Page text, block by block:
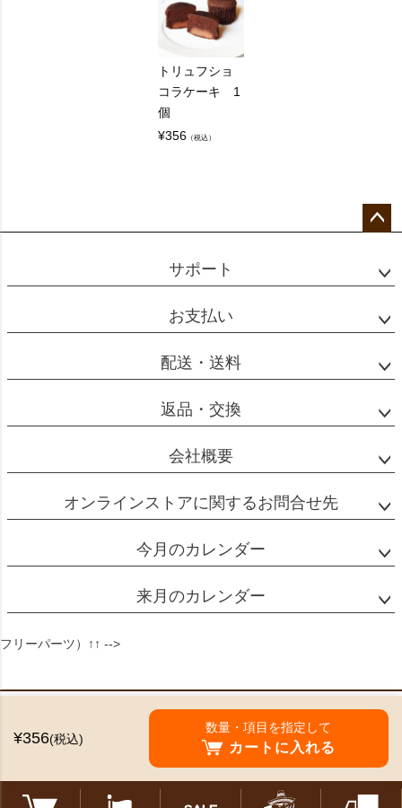
¥356(税込)
数量・項目を指定して
カートに入れる
トリュフショ
コラケーキ 1
個
¥356 （税込）
ップ
サポート
お支払い
配送・送料
返品・交換
会社概要
オンラインストアに関するお問合せ先
今月のカレンダー
来月のカレンダー
フリーパーツ）↑↑ -->
特定商取引法に基づく表示
個人情報の取扱
©2024 Mikado Coffee Shokai All Rights reserved.